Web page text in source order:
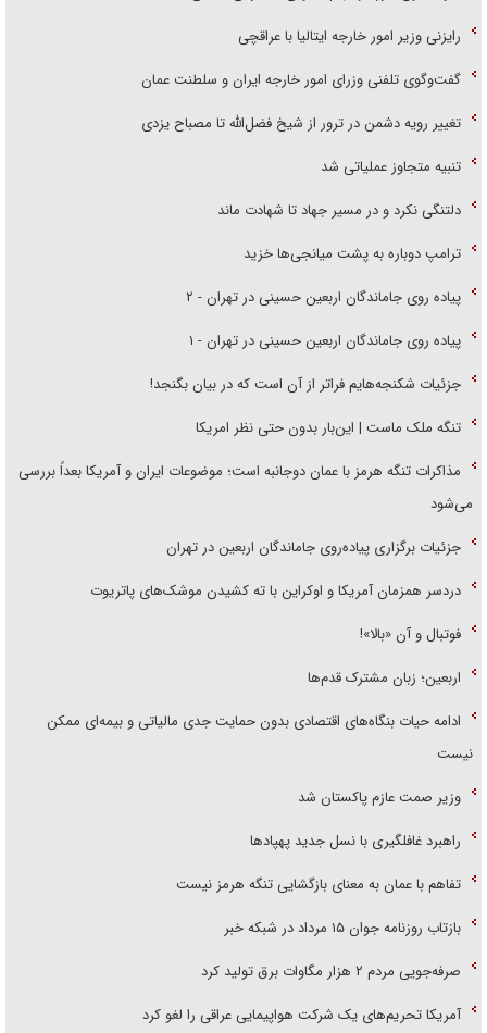
رایزنی وزیر امور خارجه ایتالیا با عراقچی
گفت‌وگوی تلفنی وزرای امور خارجه ایران و سلطنت عمان
تغییر رویه دشمن در ترور از شیخ فضل‌الله تا مصباح یزدی
تنبیه متجاوز عملیاتی شد
دلتنگی نکرد و در مسیر جهاد تا شهادت ماند
ترامپ دوباره به پشت میانجی‌ها خزید
پیاده روی جاماندگان اربعین حسینی در تهران - ۲
پیاده روی جاماندگان اربعین حسینی در تهران - ۱
جزئیات شکنجه‌هایم فراتر از آن است که در بیان بگنجد!
تنگه ملک ماست | این‌بار بدون حتی نظر امریکا
مذاکرات تنگه هرمز با عمان دوجانبه است؛ موضوعات ایران و آمریکا بعداً بررسی
می‌شود
جزئیات برگزاری پیاده‌روی جاماندگان اربعین در تهران
دردسر همزمان آمریکا و اوکراین با ته کشیدن موشک‌های پاتریوت
فوتبال و آن «بالا»!
اربعین؛ زبان مشترک قدم‌ها
ادامه حیات بنگاه‌های اقتصادی بدون حمایت جدی مالیاتی و بیمه‌ای ممکن
نیست
وزیر صمت عازم پاکستان شد
راهبرد غافلگیری با نسل جدید پهپاد‌ها
تفاهم با عمان به معنای بازگشایی تنگه هرمز نیست
بازتاب روزنامه جوان ۱۵ مرداد در شبکه خبر
صرفه‌جویی مردم ۲ هزار مگاوات برق تولید کرد
آمریکا تحریم‌های یک شرکت هواپیمایی عراقی را لغو کرد